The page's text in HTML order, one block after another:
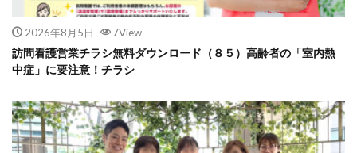
2026年8月5日 7View
訪問看護営業チラシ無料ダウンロード（８５）高齢者の「室内熱
中症」に要注意！チラシ